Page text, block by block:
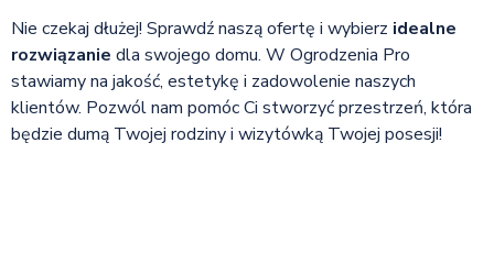
Nie czekaj dłużej! Sprawdź naszą ofertę i wybierz idealne
rozwiązanie dla swojego domu. W Ogrodzenia Pro
stawiamy na jakość, estetykę i zadowolenie naszych
klientów. Pozwól nam pomóc Ci stworzyć przestrzeń, która
będzie dumą Twojej rodziny i wizytówką Twojej posesji!